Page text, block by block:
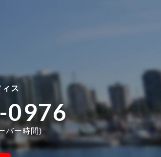
ス
0976
バー時間)